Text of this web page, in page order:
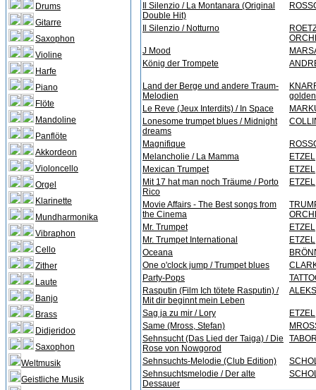
Drums
Gitarre
Saxophon
Violine
Harfe
Piano
Flöte
Mandoline
Panflöte
Akkordeon
Violoncello
Orgel
Klarinette
Mundharmonika
Vibraphon
Cello
Zither
Laute
Banjo
Brass
Didjeridoo
Saxophon
Weltmusik
Geistliche Musik
Il Silenzio / La Montanara (Original
Double Hit)
Il Silenzio / Notturno
J Mood
König der Trompete
Land der Berge und andere Traum-
Melodien
Le Reve (Jeux Interdits) / In Space
Lonesome trumpet blues / Midnight
dreams
Magnifique
Melancholie / La Mamma
Mexican Trumpet
Mit 17 hat man noch Träume / Porto
Rico
Movie Affairs - The Best songs from
the Cinema
Mr. Trumpet
Mr. Trumpet International
Oceana
One o'clock jump / Trumpet blues
Party-Pops
Rasputin (Film Ich tötete Rasputin) /
Mit dir beginnt mein Leben
Sag ja zu mir / Lory
Same (Mross, Stefan)
Sehnsucht (Das Lied der Taiga) / Die
Rose von Nowgorod
Sehnsuchts-Melodie (Club Edition)
Sehnsuchtsmelodie / Der alte
Dessauer